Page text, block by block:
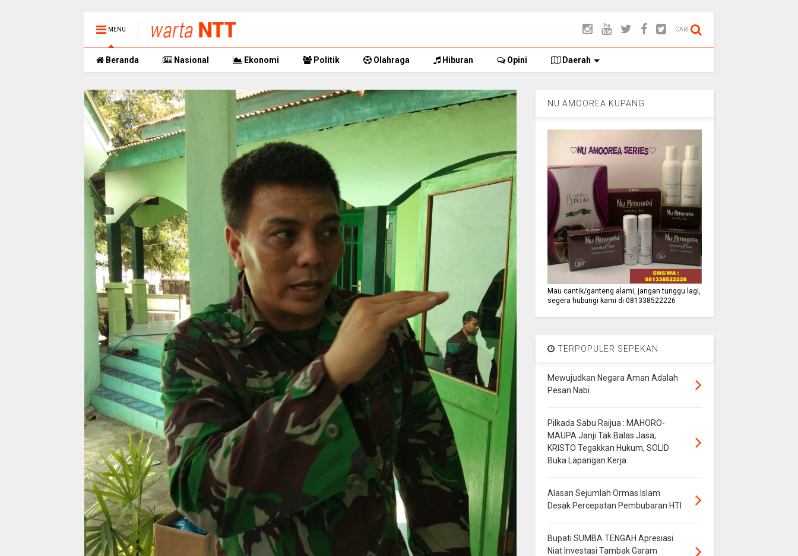
MENU CARI
Beranda Nasional Ekonomi Politik Olahraga Hiburan Opini Daerah
NU AMOOREA KUPANG
Mau cantik/ganteng alami, jangan tunggu lagi,
segera hubungi kami di 081338522226
TERPOPULER SEPEKAN
Mewujudkan Negara Aman Adalah
Pesan Nabi
Pilkada Sabu Raijua : MAHORO-
MAUPA Janji Tak Balas Jasa,
KRISTO Tegakkan Hukum, SOLID
Buka Lapangan Kerja
Alasan Sejumlah Ormas Islam
Desak Percepatan Pembubaran HTI
Bupati SUMBA TENGAH Apresiasi
Niat Investasi Tambak Garam